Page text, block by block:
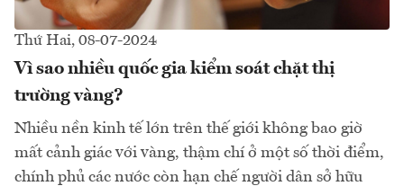
Thứ Hai, 08-07-2024
Vì sao nhiều quốc gia kiểm soát chặt thị
trường vàng?
Nhiều nền kinh tế lớn trên thế giới không bao giờ
mất cảnh giác với vàng, thậm chí ở một số thời điểm,
chính phủ các nước còn hạn chế người dân sở hữu